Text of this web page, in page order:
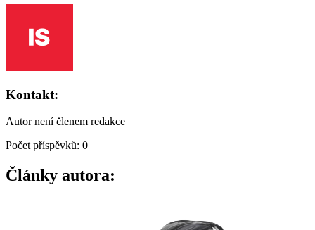
Kontakt:
Autor není členem redakce
Počet příspěvků: 0
Články autora: